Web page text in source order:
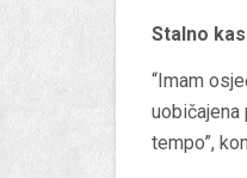
Stalno
“Imam
tempo”,